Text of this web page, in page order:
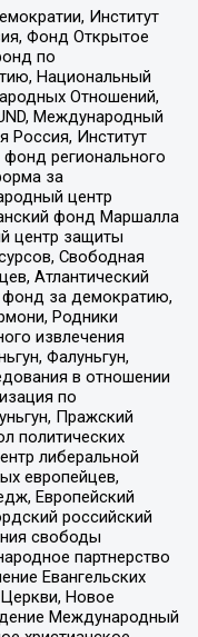
Институт
Фонд Открытое
по
Национальный
Отношений,
Международный
Россия, Институт
регионального
за
центр
фонд Маршалла
центр защиты
Свободная
Атлантический
фонд за демократию,
Родники
извлечения
Фалуньгун,
в отношении
по
Пражский
политических
либеральной
европейцев,
Европейский
российский
свободы
партнерство
Евангельских
Новое
Международный